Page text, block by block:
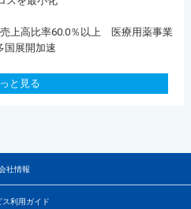
上高比率60.0％以上 医療用薬事業
国展開加速
と見る
社情報
ス利用ガイド